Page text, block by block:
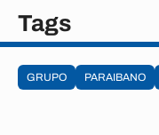
Tags
GRUPO PARAIBANO